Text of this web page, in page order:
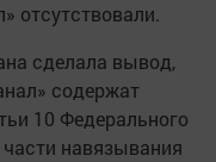
отсутствовали.
сделала вывод,
содержат
10 Федерального
навязывания